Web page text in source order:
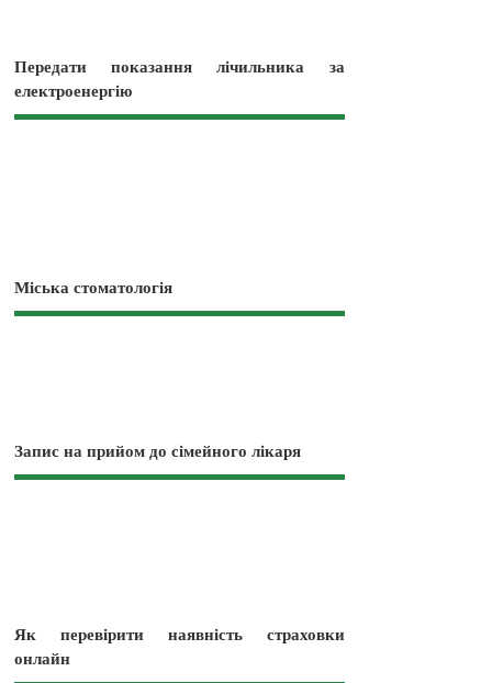
Передати показання лічильника за
електроенергію
Міська стоматологія
Запис на прийом до сімейного лікаря
Як перевірити наявність страховки
онлайн